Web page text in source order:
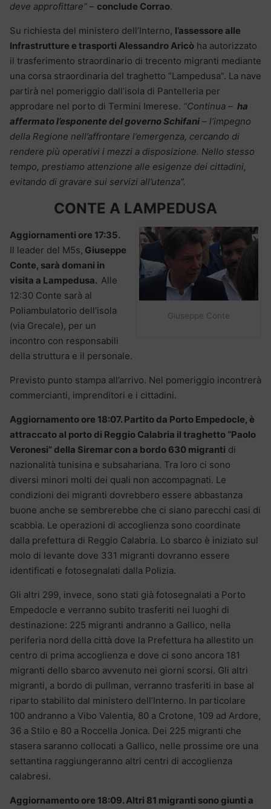
deve approfittare” – conclude Corrao.
Su richiesta del ministero dell’Interno, l’assessore alle
Infrastrutture e trasporti Alessandro Aricò ha autorizzato
il trasferimento straordinario di trecento migranti mediante
una corsa straordinaria del traghetto “Lampedusa”. La nave
partirà nel pomeriggio dall’isola di Pantelleria per
approdare nel porto di Termini Imerese. “Continua – ha
affermato l’esponente del governo Schifani – l’impegno
della Regione nell’affrontare l’emergenza, cercando di
rendere più operativi i mezzi a disposizione. Nello stesso
tempo, prestiamo attenzione alle esigenze dei cittadini,
evitando di gravare sui servizi all’utenza”.
CONTE A LAMPEDUSA
Giuseppe Conte
Aggiornamenti ore 17:35.
Il leader del M5s, Giuseppe
Conte, sarà domani in
visita a Lampedusa. Alle
12:30 Conte sarà al
Poliambulatorio dell’isola
(via Grecale), per un
incontro con responsabili
della struttura e il personale.
Previsto punto stampa all’arrivo. Nel pomeriggio incontrerà
commercianti, imprenditori e i cittadini.
Aggiornamento ore 18:07. Partito da Porto Empedocle, è
attraccato al porto di Reggio Calabria il traghetto “Paolo
Veronesi” della Siremar con a bordo 630 migranti di
nazionalità tunisina e subsahariana. Tra loro ci sono
diversi minori molti dei quali non accompagnati. Le
condizioni dei migranti dovrebbero essere abbastanza
buone anche se sembrerebbe che ci siano parecchi casi di
scabbia. Le operazioni di accoglienza sono coordinate
dalla prefettura di Reggio Calabria. Lo sbarco è iniziato sul
molo di levante dove 331 migranti dovranno essere
identificati e fotosegnalati dalla Polizia.
Gli altri 299, invece, sono stati già fotosegnalati a Porto
Empedocle e verranno subito trasferiti nei luoghi di
destinazione: 225 migranti andranno a Gallico, nella
periferia nord della città dove la Prefettura ha allestito un
centro di prima accoglienza e dove ci sono ancora 181
migranti dello sbarco avvenuto nei giorni scorsi. Gli altri
migranti, a bordo di pullman, verranno trasferiti in base al
riparto stabilito dal ministero dell’Interno. In particolare
100 andranno a Vibo Valentia, 80 a Crotone, 109 ad Ardore,
36 a Stilo e 80 a Roccella Jonica. Dei 225 migranti che
stasera saranno collocati a Gallico, nelle prossime ore una
settantina raggiungeranno altri centri di accoglienza
calabresi.
Aggiornamento ore 18:09. Altri 81 migranti sono giunti a